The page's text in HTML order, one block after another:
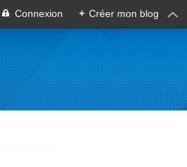
Connexion + Créer mon blog